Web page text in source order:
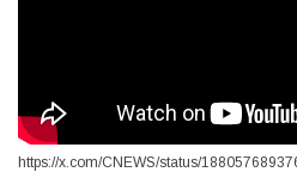
https://x.com/CNEWS/status/